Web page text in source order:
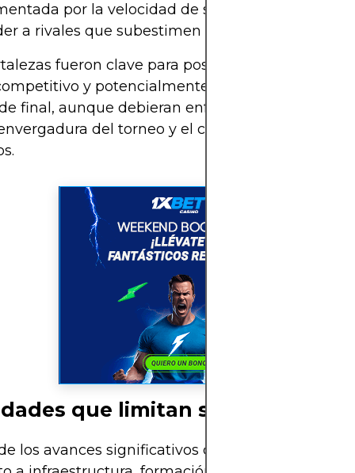
por la velocidad de sus atacantes, lo
a rivales que subestimen su calidad.
fueron clave para posicionar a Catar
y potencialmente capaz de aspirar a
final, aunque debieran enfrentar desafíos
del torneo y el calibre de los rivales
que limitan su
los avances significativos de Catar en la